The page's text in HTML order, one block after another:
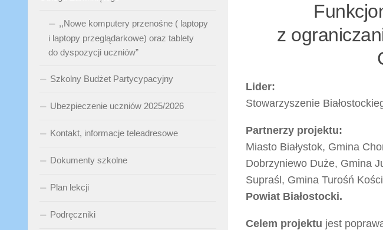
z
Lider:
Stowarzyszenie
Partnerzy projektu:
Miasto Białystok, Gmina
Dobrzyniewo Duże, Gmina
Supraśl, Gmina Turośń
Powiat Białostocki.
Celem projektu jest
,,Nowe komputery przenośne ( laptopy
i laptopy przeglądarkowe) oraz tablety
do dyspozycji uczniów”
Szkolny Budżet Partycypacyjny
Ubezpieczenie uczniów 2025/2026
Kontakt, informacje teleadresowe
Dokumenty szkolne
Plan lekcji
Podręczniki